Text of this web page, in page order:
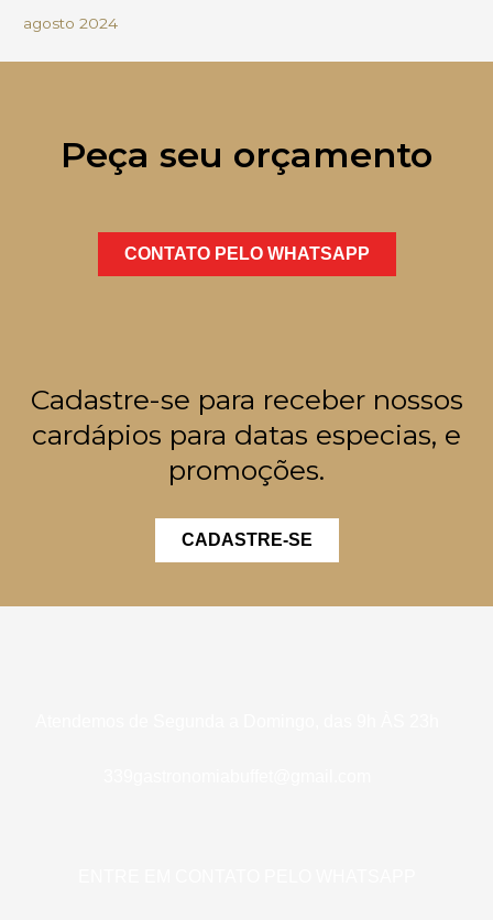
agosto 2024
Peça seu orçamento
CONTATO PELO WHATSAPP
Cadastre-se para receber nossos
cardápios para datas especias, e
promoções.
CADASTRE-SE